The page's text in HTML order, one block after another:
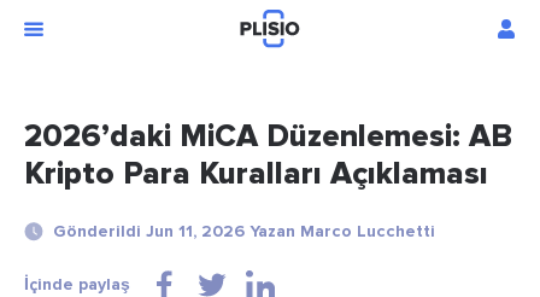
2026’daki MiCA Düzenlemesi: AB
Kripto Para Kuralları Açıklaması
Gönderildi Jun 11, 2026 Yazan Marco Lucchetti
İçinde paylaş